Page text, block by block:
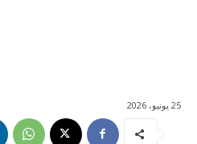
25 يونيو، 2026